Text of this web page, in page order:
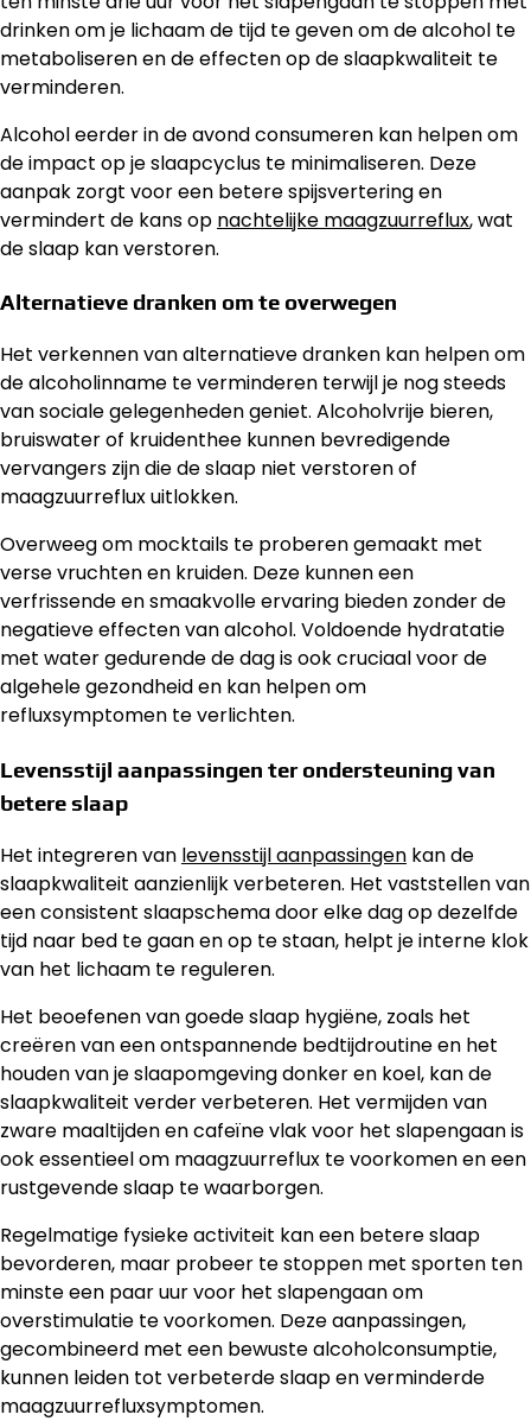
drinken om je lichaam de tijd te geven om de alcohol te
metaboliseren en de effecten op de slaapkwaliteit te
verminderen.
Alcohol eerder in de avond consumeren kan helpen om
de impact op je slaapcyclus te minimaliseren. Deze
aanpak zorgt voor een betere spijsvertering en
vermindert de kans op nachtelijke maagzuurreflux, wat
de slaap kan verstoren.
Alternatieve dranken om te overwegen
Het verkennen van alternatieve dranken kan helpen om
de alcoholinname te verminderen terwijl je nog steeds
van sociale gelegenheden geniet. Alcoholvrije bieren,
bruiswater of kruidenthee kunnen bevredigende
vervangers zijn die de slaap niet verstoren of
maagzuurreflux uitlokken.
Overweeg om mocktails te proberen gemaakt met
verse vruchten en kruiden. Deze kunnen een
verfrissende en smaakvolle ervaring bieden zonder de
negatieve effecten van alcohol. Voldoende hydratatie
met water gedurende de dag is ook cruciaal voor de
algehele gezondheid en kan helpen om
refluxsymptomen te verlichten.
Levensstijl aanpassingen ter ondersteuning van
betere slaap
Het integreren van levensstijl aanpassingen kan de
slaapkwaliteit aanzienlijk verbeteren. Het vaststellen van
een consistent slaapschema door elke dag op dezelfde
tijd naar bed te gaan en op te staan, helpt je interne klok
van het lichaam te reguleren.
Het beoefenen van goede slaap hygiëne, zoals het
creëren van een ontspannende bedtijdroutine en het
houden van je slaapomgeving donker en koel, kan de
slaapkwaliteit verder verbeteren. Het vermijden van
zware maaltijden en cafeïne vlak voor het slapengaan is
ook essentieel om maagzuurreflux te voorkomen en een
rustgevende slaap te waarborgen.
Regelmatige fysieke activiteit kan een betere slaap
bevorderen, maar probeer te stoppen met sporten ten
minste een paar uur voor het slapengaan om
overstimulatie te voorkomen. Deze aanpassingen,
gecombineerd met een bewuste alcoholconsumptie,
kunnen leiden tot verbeterde slaap en verminderde
maagzuurrefluxsymptomen.